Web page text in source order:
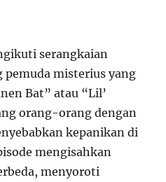
serangkaian
pemuda misterius yang
Bat” atau “Lil’
orang-orang dengan
kepanikan di
mengisahkan
menyoroti